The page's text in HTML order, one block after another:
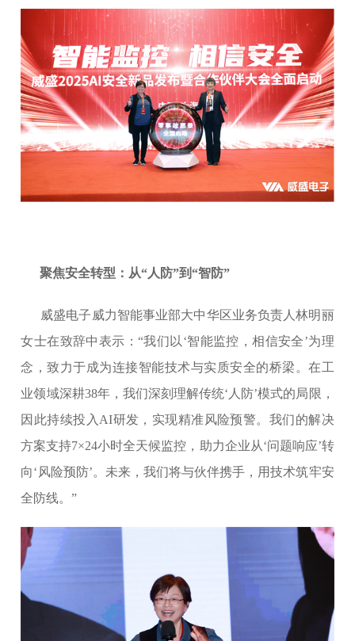
聚焦安全转型：从“人防”到“智防”
威盛电子威力智能事业部大中华区业务负责人林明丽
女士在致辞中表示：“我们以‘智能监控，相信安全’为理
念，致力于成为连接智能技术与实质安全的桥梁。在工
业领域深耕38年，我们深刻理解传统‘人防’模式的局限，
因此持续投入AI研发，实现精准风险预警。我们的解决
方案支持7×24小时全天候监控，助力企业从‘问题响应’转
向‘风险预防’。未来，我们将与伙伴携手，用技术筑牢安
全防线。”